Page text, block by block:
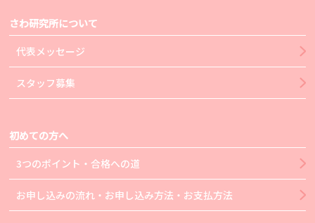
さわ研究所について
代表メッセージ
スタッフ募集
初めての方へ
3つのポイント・合格への道
お申し込みの流れ・お申し込み方法・お支払方法